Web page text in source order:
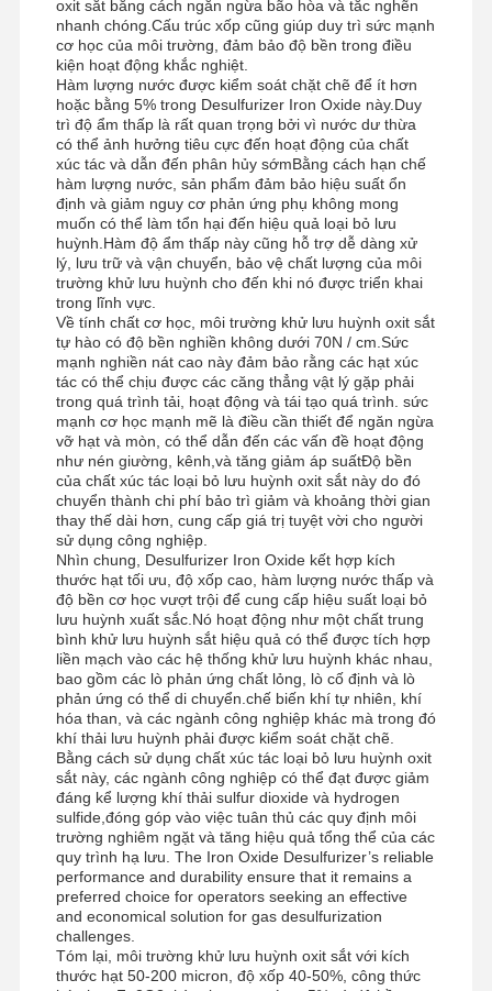
Nhà Sản Phẩm Video
Về Chúng
Tôi
Tham Quan
Nhà Máy
Kiểm Soát
Chất Lượng
Tin Tức
Tất Cả Các
Trường Hợp
Yêu Cầu Báo
Giá
Máy khử lưu huỳnh oxit sắt
Dimethylaminoethyl Methacrylate
Methacryloyloxyethyl Trimethyl Ammonium Chloride
Acryloyloxyethyl trimethyl ammonium chloride
oxit sắt bằng cách ngăn ngừa bão hòa và tắc nghẽn
nhanh chóng.Cấu trúc xốp cũng giúp duy trì sức mạnh
cơ học của môi trường, đảm bảo độ bền trong điều
kiện hoạt động khắc nghiệt.
Hàm lượng nước được kiểm soát chặt chẽ để ít hơn
hoặc bằng 5% trong Desulfurizer Iron Oxide này.Duy
trì độ ẩm thấp là rất quan trọng bởi vì nước dư thừa
có thể ảnh hưởng tiêu cực đến hoạt động của chất
xúc tác và dẫn đến phân hủy sớmBằng cách hạn chế
hàm lượng nước, sản phẩm đảm bảo hiệu suất ổn
định và giảm nguy cơ phản ứng phụ không mong
muốn có thể làm tổn hại đến hiệu quả loại bỏ lưu
huỳnh.Hàm độ ẩm thấp này cũng hỗ trợ dễ dàng xử
lý, lưu trữ và vận chuyển, bảo vệ chất lượng của môi
trường khử lưu huỳnh cho đến khi nó được triển khai
trong lĩnh vực.
Về tính chất cơ học, môi trường khử lưu huỳnh oxit sắt
tự hào có độ bền nghiền không dưới 70N / cm.Sức
mạnh nghiền nát cao này đảm bảo rằng các hạt xúc
tác có thể chịu được các căng thẳng vật lý gặp phải
trong quá trình tải, hoạt động và tái tạo quá trình. sức
mạnh cơ học mạnh mẽ là điều cần thiết để ngăn ngừa
vỡ hạt và mòn, có thể dẫn đến các vấn đề hoạt động
như nén giường, kênh,và tăng giảm áp suấtĐộ bền
của chất xúc tác loại bỏ lưu huỳnh oxit sắt này do đó
chuyển thành chi phí bảo trì giảm và khoảng thời gian
thay thế dài hơn, cung cấp giá trị tuyệt vời cho người
sử dụng công nghiệp.
Nhìn chung, Desulfurizer Iron Oxide kết hợp kích
thước hạt tối ưu, độ xốp cao, hàm lượng nước thấp và
độ bền cơ học vượt trội để cung cấp hiệu suất loại bỏ
lưu huỳnh xuất sắc.Nó hoạt động như một chất trung
bình khử lưu huỳnh sắt hiệu quả có thể được tích hợp
liền mạch vào các hệ thống khử lưu huỳnh khác nhau,
bao gồm các lò phản ứng chất lỏng, lò cố định và lò
phản ứng có thể di chuyển.chế biến khí tự nhiên, khí
hóa than, và các ngành công nghiệp khác mà trong đó
khí thải lưu huỳnh phải được kiểm soát chặt chẽ.
Bằng cách sử dụng chất xúc tác loại bỏ lưu huỳnh oxit
sắt này, các ngành công nghiệp có thể đạt được giảm
đáng kể lượng khí thải sulfur dioxide và hydrogen
sulfide,đóng góp vào việc tuân thủ các quy định môi
trường nghiêm ngặt và tăng hiệu quả tổng thể của các
quy trình hạ lưu. The Iron Oxide Desulfurizer’s reliable
performance and durability ensure that it remains a
preferred choice for operators seeking an effective
and economical solution for gas desulfurization
challenges.
Tóm lại, môi trường khử lưu huỳnh oxit sắt với kích
thước hạt 50-200 micron, độ xốp 40-50%, công thức